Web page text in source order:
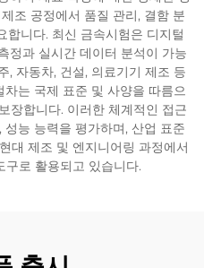
조 공정에서 품질 관리, 결함 분
합니다. 최신 금속시험은 디지털
정과 실시간 데이터 분석이 가능
, 자동차, 건설, 의료기기 제조 등
는 국제 표준 및 사양을 따름으
장합니다. 이러한 체계적인 접근
능 능력을 평가하며, 산업 표준
대 제조 및 엔지니어링 과정에서
구로 활용되고 있습니다.